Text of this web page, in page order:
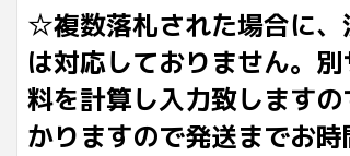
☆複数落札された場合に、
は対応しておりません。
料を計算し入力致します
かりますので発送までお